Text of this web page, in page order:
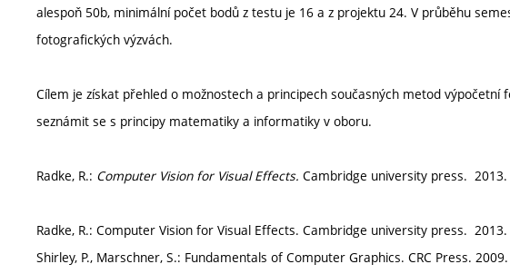
alespoň 50b, minimální počet bodů z testu je 16 a z projektu 24. V průběhu
fotografických výzvách.
Cílem je získat přehled o možnostech a principech současných metod výpočetní
seznámit se s principy matematiky a informatiky v oboru.
Radke, R.: Computer Vision for Visual Effects. Cambridge university press. 2013.
Radke, R.: Computer Vision for Visual Effects. Cambridge university press. 2013.
Shirley, P., Marschner, S.: Fundamentals of Computer Graphics. CRC Press. 2009.